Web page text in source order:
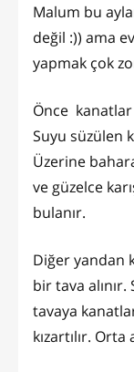
Malum bu
değil :)) ama
yapmak çok
Önce kanatlar
Suyu süzülen
Üzerine
ve güzelce
bulanır.
Diğer yandan
bir tava alınır.
tavaya
kızartılır.